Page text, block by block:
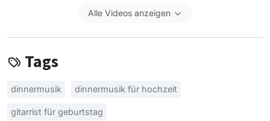
Alle Videos anzeigen
Tags
dinnermusik dinnermusik für hochzeit
gitarrist für geburtstag